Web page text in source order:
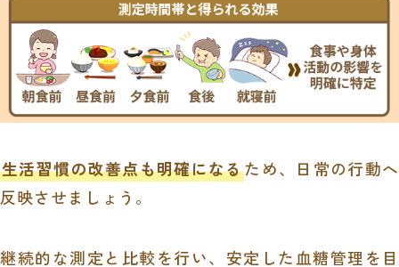
生活習慣の改善点も明確になるため、日常の行動へ
反映させましょう。
継続的な測定と比較を行い、安定した血糖管理を目